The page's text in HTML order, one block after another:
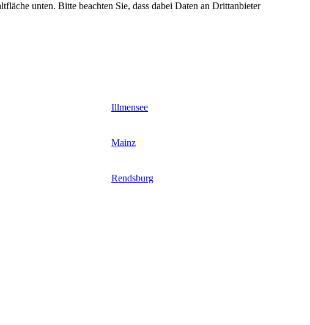
unten. Bitte beachten Sie, dass dabei Daten an Drittanbieter
Illmensee
Mainz
Rendsburg